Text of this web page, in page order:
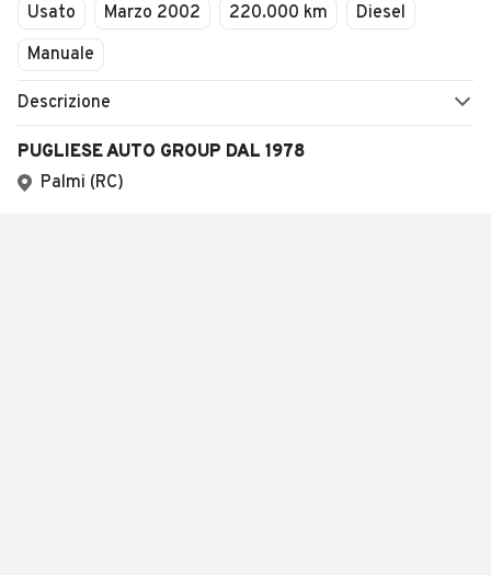
Usato Marzo 2002 220.000 km
Diesel
Manuale
Descrizione
PUGLIESE AUTO GROUP DAL 1978
Palmi (RC)